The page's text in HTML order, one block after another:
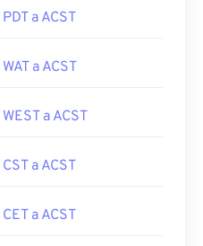
PDT a ACST
WAT a ACST
WEST a ACST
CST a ACST
CET a ACST